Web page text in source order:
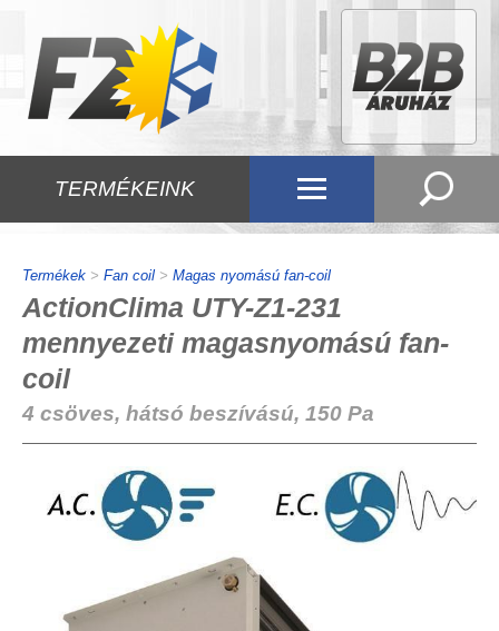
TERMÉKEINK
Termékek > Fan coil > Magas nyomású fan-coil
ActionClima UTY-Z1-231
mennyezeti magasnyomású fan-
coil
4 csöves, hátsó beszívású, 150 Pa